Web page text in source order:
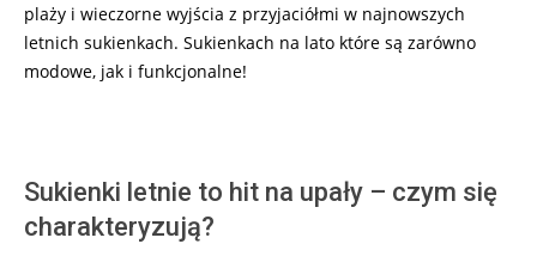
plaży i wieczorne wyjścia z przyjaciółmi w najnowszych
letnich sukienkach. Sukienkach na lato które są zarówno
modowe, jak i funkcjonalne!
Sukienki letnie to hit na upały – czym się
charakteryzują?